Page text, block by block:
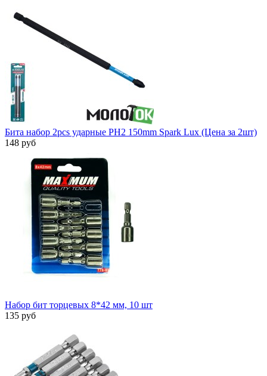
Бита набор 2pcs ударные PH2 150mm Spark Lux (Цена за 2шт)
148 руб
Набор бит торцевых 8*42 мм, 10 шт
135 руб